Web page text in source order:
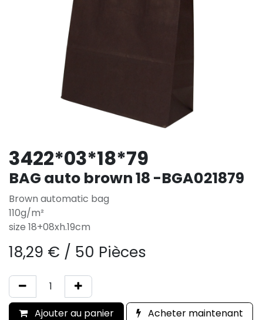
3422*03*18*79
BAG auto brown 18 -BGA021879
Brown automatic bag
110g/m²
size 18+08xh.19cm
18,29 € / 50 Pièces
Ajouter au panier Acheter maintenant